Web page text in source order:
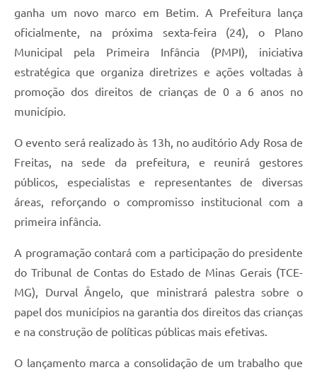
ganha um novo marco em Betim. A Prefeitura lança
oficialmente, na próxima sexta-feira (24), o Plano
Municipal pela Primeira Infância (PMPI), iniciativa
estratégica que organiza diretrizes e ações voltadas à
promoção dos direitos de crianças de 0 a 6 anos no
município.
O evento será realizado às 13h, no auditório Ady Rosa de
Freitas, na sede da prefeitura, e reunirá gestores
públicos, especialistas e representantes de diversas
áreas, reforçando o compromisso institucional com a
primeira infância.
A programação contará com a participação do presidente
do Tribunal de Contas do Estado de Minas Gerais (TCE-
MG), Durval Ângelo, que ministrará palestra sobre o
papel dos municípios na garantia dos direitos das crianças
e na construção de políticas públicas mais efetivas.
O lançamento marca a consolidação de um trabalho que